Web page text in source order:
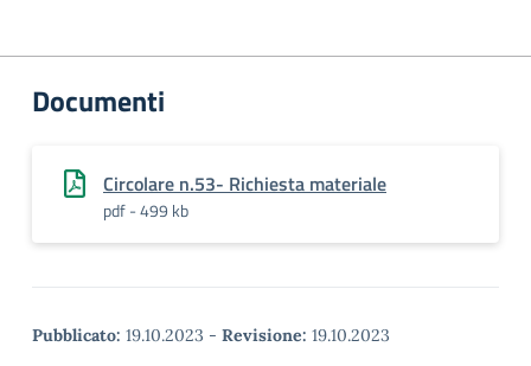
Documenti
Circolare n.53- Richiesta materiale
pdf - 499 kb
Pubblicato: 19.10.2023 - Revisione: 19.10.2023